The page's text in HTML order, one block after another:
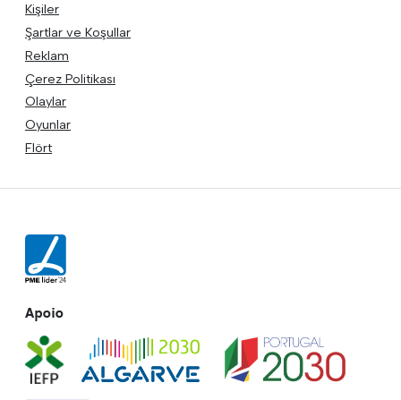
Kişiler
Şartlar ve Koşullar
Reklam
Çerez Politikası
Olaylar
Oyunlar
Flört
Apoio